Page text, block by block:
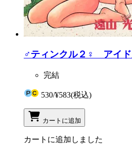
♂ティンクル２♀ アイド
完結
530/¥583(税込)
カートに追加
カートに追加しました